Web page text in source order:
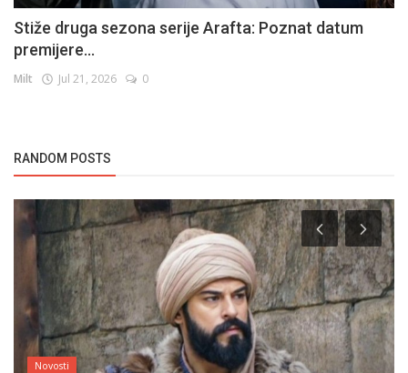
Stiže druga sezona serije Arafta: Poznat datum
premijere...
Milt Jul 21, 2026 0
RANDOM POSTS
Novosti